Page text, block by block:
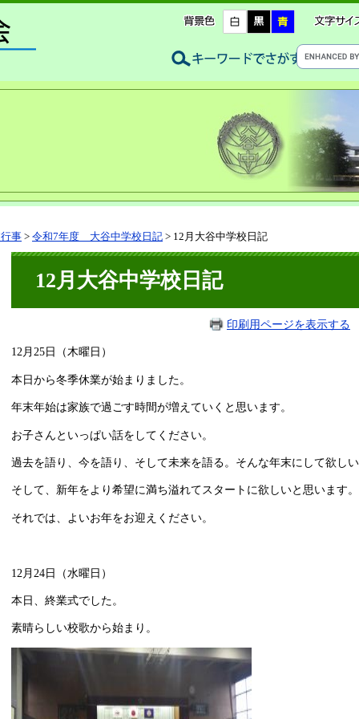
事 > 令和7年度 大谷中学校日記 > 12月大谷中学校日記
12月大谷中学校日記
印刷用ページを表示する
12月25日（木曜日）
本日から冬季休業が始まりました。
年末年始は家族で過ごす時間が増えていくと思います。
お子さんといっぱい話をしてください。
過去を語り、今を語り、そして未来を語る。そんな年末にして欲し
そして、新年をより希望に満ち溢れてスタートに欲しいと思います。
それでは、よいお年をお迎えください。
12月24日（水曜日）
本日、終業式でした。
素晴らしい校歌から始まり。